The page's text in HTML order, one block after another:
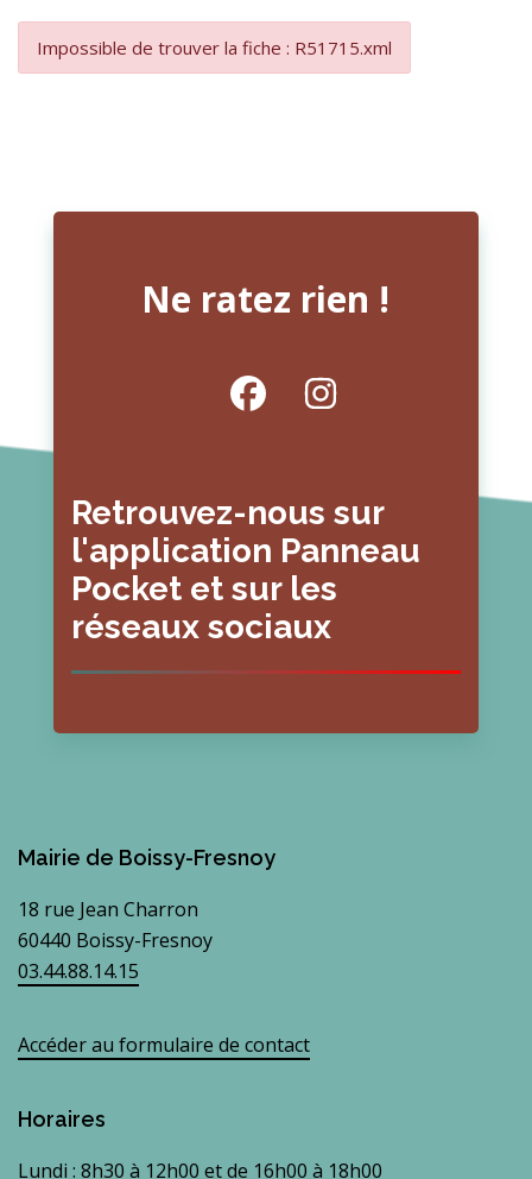
Impossible de trouver la fiche : R51715.xml
Ne ratez rien !
Retrouvez-nous sur
l'application Panneau
Pocket et sur les
réseaux sociaux
Mairie de Boissy-Fresnoy
18 rue Jean Charron
60440 Boissy-Fresnoy
03.44.88.14.15
Accéder au formulaire de contact
Horaires
Lundi : 8h30 à 12h00 et de 16h00 à 18h00